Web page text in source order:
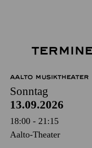
AALTO MUSIKTHEATER
Sonntag
13.09.2026
18:00 - 21:15
Aalto-Theater